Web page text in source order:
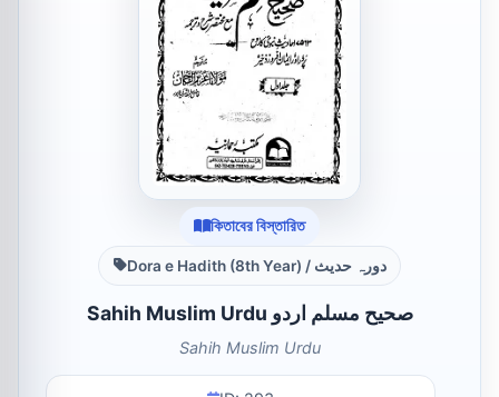
কিতাবের বিস্তারিত
Dora e Hadith (8th Year) / دورہ حدیث
Sahih Muslim Urdu صحیح مسلم اردو
Sahih Muslim Urdu